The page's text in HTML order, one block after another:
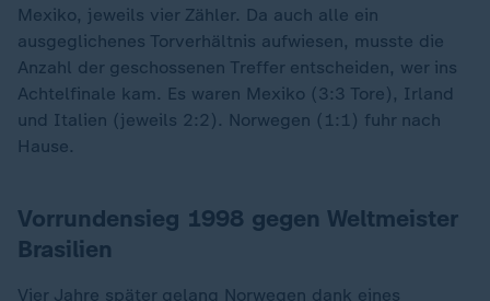
Mexiko, jeweils vier Zähler. Da auch alle ein
ausgeglichenes Torverhältnis aufwiesen, musste die
Anzahl der geschossenen Treffer entscheiden, wer ins
Achtelfinale kam. Es waren Mexiko (3:3 Tore), Irland
und Italien (jeweils 2:2). Norwegen (1:1) fuhr nach
Hause.
Vorrundensieg 1998 gegen Weltmeister
Brasilien
Vier Jahre später gelang Norwegen dank eines